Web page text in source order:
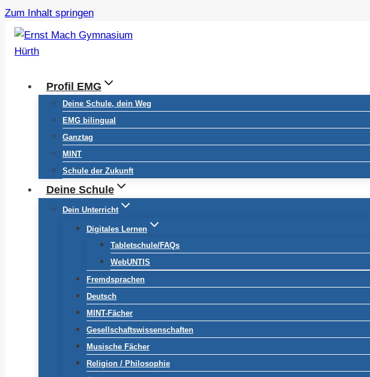
Zum Inhalt springen
Profil EMG
Deine Schule, dein Weg
EMG bilingual
Ganztag
MINT
Schule der Zukunft
Deine Schule
Dein Unterricht
Digitales Lernen
Tabletschule/FAQs
WebUNTIS
Fremdsprachen
Deutsch
MINT-Fächer
Gesellschaftswissenschaften
Musische Fächer
Religion / Philosophie